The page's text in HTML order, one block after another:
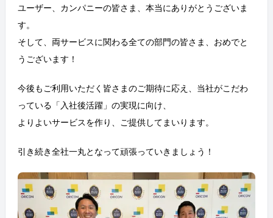
ユーザー、カンパニーの皆さま、本当にありがとうございま
す。
そして、両サービスに関わる全ての部門の皆さま、おめでと
うございます！
今後もご利用いただく皆さまのご期待に応え、当社がこだわ
っている「入社後活躍」の実現に向け、
よりよいサービスを作り、ご提供してまいります。
引き続き全社一丸となって頑張っていきましょう！